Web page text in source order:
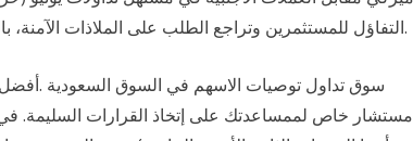
التفاؤل للمستثمرين وتراجع الطلب على الملاذات الآمنة، بالتزامن مع ضعف الطلب على المعادن الثمينة.
مستشار خاص لممساعدتك على إتخاذ القرارات السليمة. في